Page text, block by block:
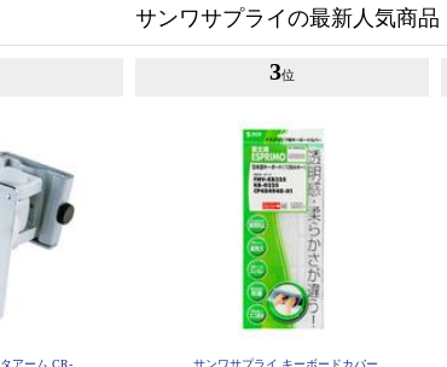
サンワサプライの最新人気商品
アーム CR-
3位
サンワサプライ キーボードカバー